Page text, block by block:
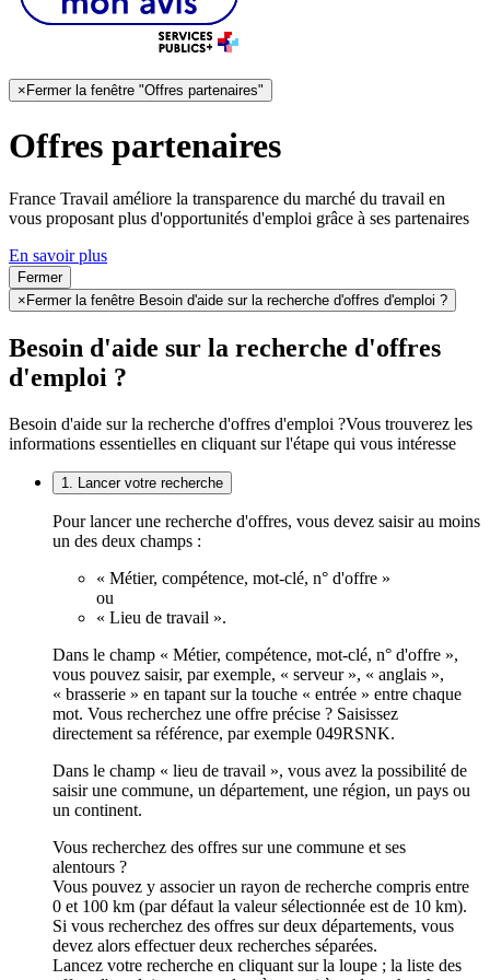
× Fermer la fenêtre "Offres partenaires"
Offres partenaires
France Travail améliore la transparence du marché du travail en
vous proposant plus d'opportunités d'emploi grâce à ses partenaires
En savoir plus
Fermer
× Fermer la fenêtre Besoin d'aide sur la recherche d'offres d'emploi ?
Besoin d'aide sur la recherche d'offres
d'emploi ?
Besoin d'aide sur la recherche d'offres d'emploi ?Vous trouverez les
informations essentielles en cliquant sur l'étape qui vous intéresse
1. Lancer votre recherche
Pour lancer une recherche d'offres, vous devez saisir au moins
un des deux champs :
« Métier, compétence, mot-clé, n° d'offre »
ou
« Lieu de travail ».
Dans le champ « Métier, compétence, mot-clé, n° d'offre »,
vous pouvez saisir, par exemple, « serveur », « anglais »,
« brasserie » en tapant sur la touche « entrée » entre chaque
mot. Vous recherchez une offre précise ? Saisissez
directement sa référence, par exemple 049RSNK.
Dans le champ « lieu de travail », vous avez la possibilité de
saisir une commune, un département, une région, un pays ou
un continent.
Vous recherchez des offres sur une commune et ses
alentours ?
Vous pouvez y associer un rayon de recherche compris entre
0 et 100 km (par défaut la valeur sélectionnée est de 10 km).
Si vous recherchez des offres sur deux départements, vous
devez alors effectuer deux recherches séparées.
Lancez votre recherche en cliquant sur la loupe ; la liste des